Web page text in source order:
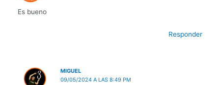
Es bueno
Responder
MIGUEL
09/05/2024 A LAS 8:49 PM